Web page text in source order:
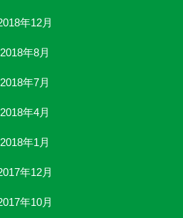
年12月
2018年8月
2018年7月
2018年4月
2018年1月
年12月
年10月